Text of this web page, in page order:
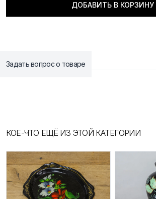
ДОБАВИТЬ В КОРЗИНУ
Задать вопрос о товаре
КОЕ-ЧТО ЕЩЁ ИЗ ЭТОЙ КАТЕГОРИИ